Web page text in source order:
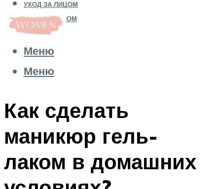
УХОД ЗА ЛИЦОМ
УХОД ЗА ТЕЛОМ
Меню
Меню
Как сделать
маникюр гель-
лаком в домашних